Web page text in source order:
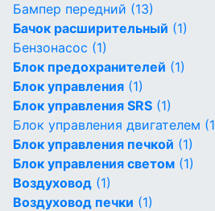
Бампер передний (13)
Бачок расширительный (1)
Бензонасос (1)
Блок предохранителей (1)
Блок управления (1)
Блок управления SRS (1)
Блок управления двигателем
Блок управления печкой (1)
Блок управления светом (1)
Воздуховод (1)
Воздуховод печки (1)